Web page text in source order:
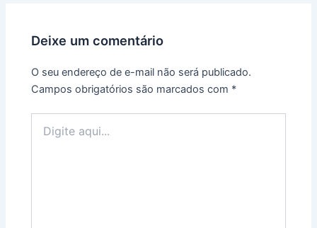
Deixe um comentário
O seu endereço de e-mail não será publicado.
Campos obrigatórios são marcados com *
aqui...